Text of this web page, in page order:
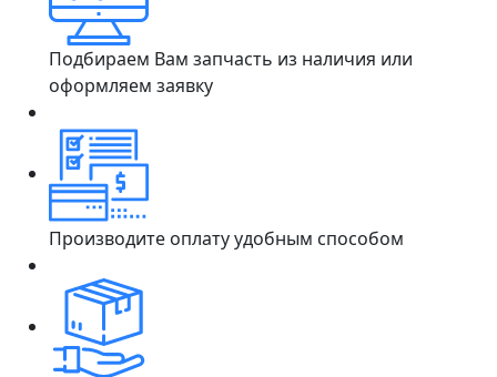
Подбираем Вам запчасть из наличия или
оформляем заявку
Производите оплату удобным способом